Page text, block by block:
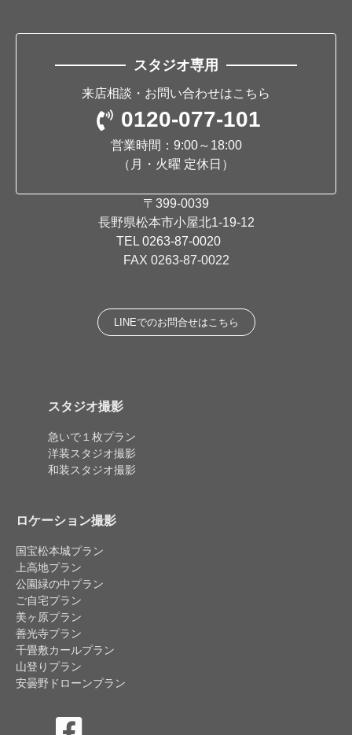
スタジオ専用
来店相談・お問い合わせはこちら
0120-077-101
営業時間：9:00～18:00
（月・火曜 定休日）
〒399-0039
長野県松本市小屋北1-19-12
TEL 0263-87-0020
FAX 0263-87-0022
LINEでのお問合せはこちら
スタジオ撮影
急いで１枚プラン
洋装スタジオ撮影
和装スタジオ撮影
ロケーション撮影
国宝松本城プラン
上高地プラン
公園緑の中プラン
ご自宅プラン
美ヶ原プラン
善光寺プラン
千畳敷カールプラン
山登りプラン
安曇野ドローンプラン